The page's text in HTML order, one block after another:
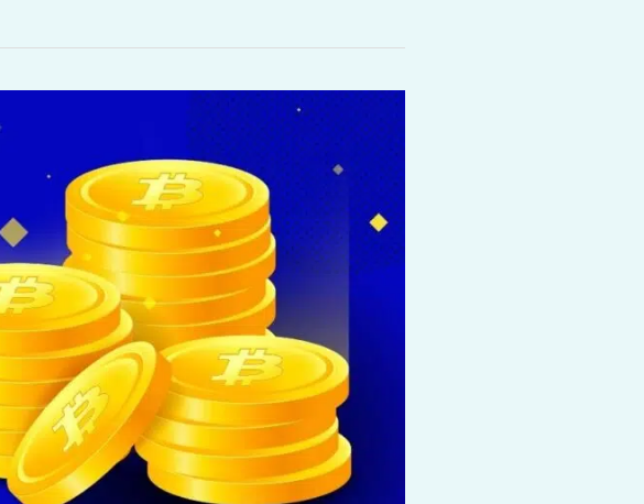
طريقة
تداول
العملات
الرقمية
للمبتدئين
2024